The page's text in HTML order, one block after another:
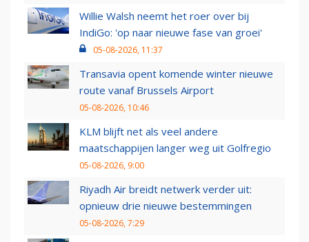
Willie Walsh neemt het roer over bij
IndiGo: 'op naar nieuwe fase van groei'
05-08-2026, 11:37
Transavia opent komende winter nieuwe
route vanaf Brussels Airport
05-08-2026, 10:46
KLM blijft net als veel andere
maatschappijen langer weg uit Golfregio
05-08-2026, 9:00
Riyadh Air breidt netwerk verder uit:
opnieuw drie nieuwe bestemmingen
05-08-2026, 7:29